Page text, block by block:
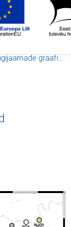
graafikud